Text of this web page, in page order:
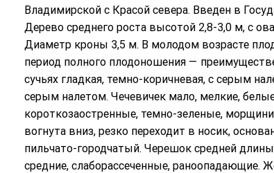
Владимирской с Красой севера. Введен в
Дерево среднего роста высотой 2,8-3,0 м, с
Диаметр кроны 3,5 м. В молодом возрасте
период полного плодоношения —
сучьях гладкая, темно-коричневая, с серым
серым налетом. Чечевичек мало, мелкие,
короткозаостренные, темно-зеленые,
вогнута вниз, резко переходит в носик,
пильчато-городчатый. Черешок средней
средние, слаборассеченные, раноопадающие.